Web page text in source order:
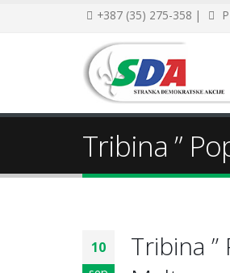
+387 (35) 275-358 |
Tribina ”
10
Tribina